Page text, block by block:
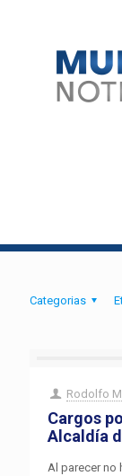
Categorias
Rodolfo
Cargos
Alcaldía
Al parecer no